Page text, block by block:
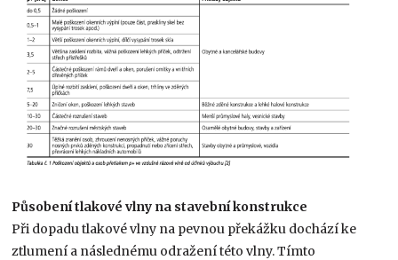
Působení tlakové vlny na stavební konstrukce
Při dopadu tlakové vlny na pevnou překážku dochází ke
ztlumení a následnému odražení této vlny. Tímto